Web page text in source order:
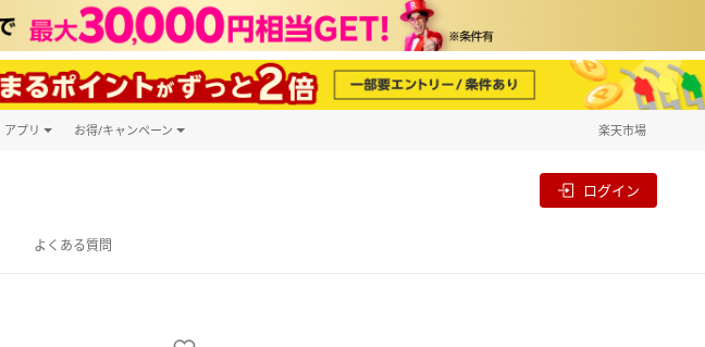
アプリ お得/キャンペーン 楽天市場
ログイン
よくある質問